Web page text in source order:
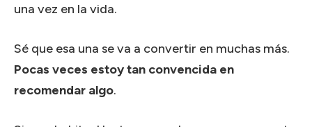
una vez en la vida.
Sé que esa una se va a convertir en muchas más.
Pocas veces estoy tan convencida en
recomendar algo.